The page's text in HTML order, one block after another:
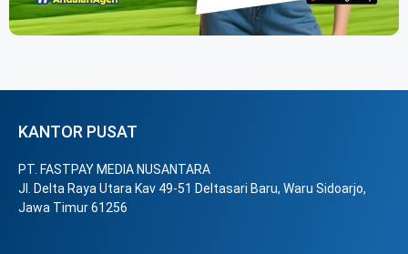
KANTOR PUSAT
PT. FASTPAY MEDIA NUSANTARA
Jl. Delta Raya Utara Kav 49-51 Deltasari Baru, Waru Sidoarjo,
Jawa Timur 61256